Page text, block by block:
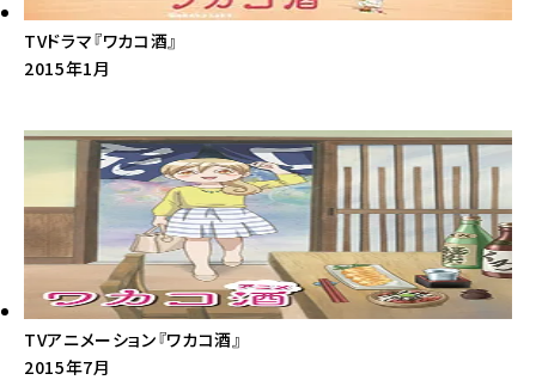
TVドラマ『ワカコ酒』
2015年1月
TVアニメーション『ワカコ酒』
2015年7月